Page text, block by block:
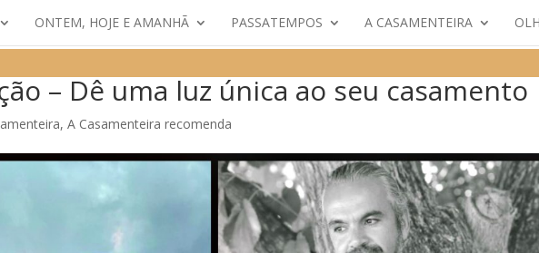
ONTEM, HOJE E AMANHÃ PASSATEMPOS A CASAMENTEIRA
– Dê uma luz única ao seu casamento
,A Casamenteira recomenda